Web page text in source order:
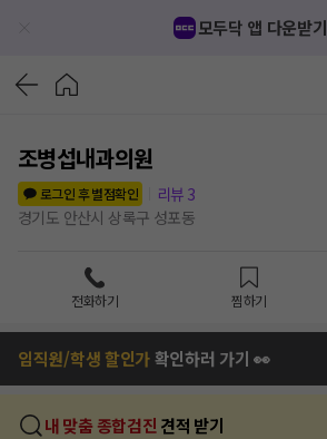
모두닥 앱 다운받기
조병섭내과의원
로그인 후 별점확인
리뷰 3
경기도 안산시 상록구 성포동
전화하기 찜하기
임직원/학생 할인가확인하러 가기 👀
내 맞춤 종합검진 견적 받기